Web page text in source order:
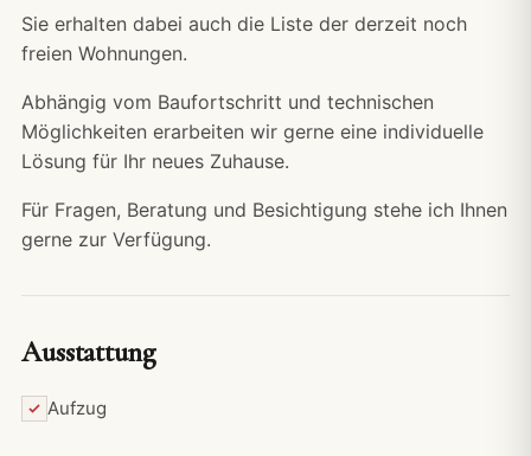
Sie erhalten dabei auch die Liste der derzeit noch
freien Wohnungen.
Abhängig vom Baufortschritt und technischen
Möglichkeiten erarbeiten wir gerne eine individuelle
Lösung für Ihr neues Zuhause.
Für Fragen, Beratung und Besichtigung stehe ich Ihnen
gerne zur Verfügung.
Ausstattung
Aufzug